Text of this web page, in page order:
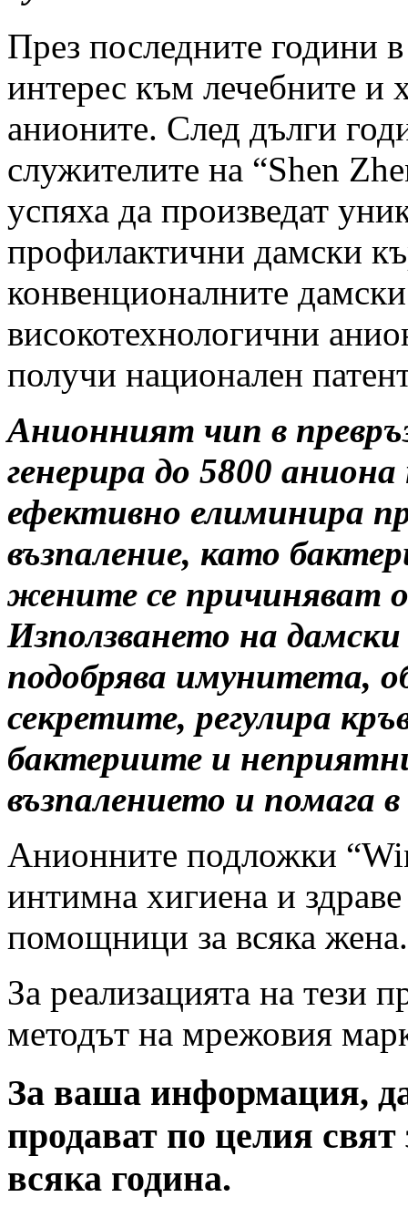
През последните години
интерес към лечебните и
анионите. След дълги
служителите на “Shen
успяха да произведат
профилактични дамски
конвенционалните
високотехнологични
получи национален
Анионният чип в
генерира до 5800
ефективно елиминира
възпаление, като
жените се причиняват
Използването на
подобрява имунитета,
секретите, регулира
бактериите и
възпалението и помага
Анионните подложки
интимна хигиена и
помощници за всяка жена.
За реализацията на тези
методът на мрежовия
За ваша информация,
продават по целия
всяка година.